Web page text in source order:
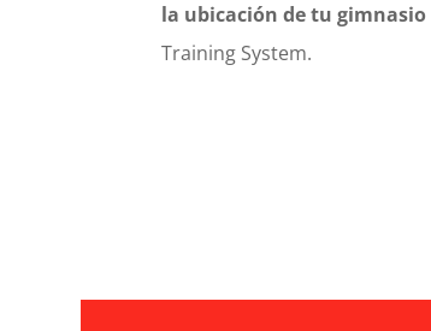
la ubicación de tu gimnasio
Training System.